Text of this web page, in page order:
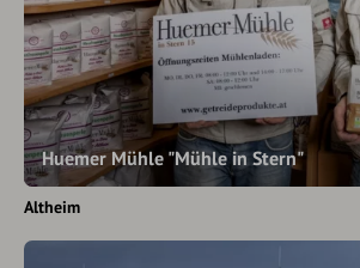
Huemer Mühle "Mühle in Stern"
Altheim